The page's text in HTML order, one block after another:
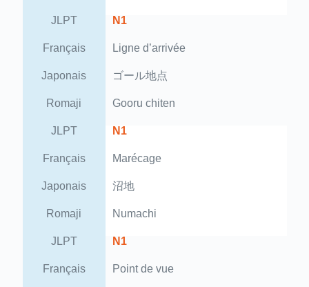
JLPT N1
Français Ligne d’arrivée
Japonais ゴール地点
Romaji Gooru chiten
JLPT N1
Français Marécage
Japonais 沼地
Romaji Numachi
JLPT N1
Français Point de vue